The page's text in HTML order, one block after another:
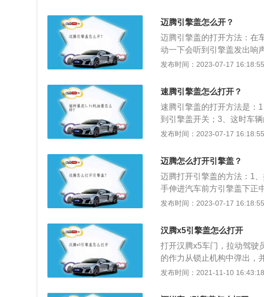
款大众迈腾为例，其车身长
为2871mm，油箱容积为66l。
迈腾引擎盖怎么开？
迈腾引擎盖的打开方法：在
动一下会听到引擎盖发出响
到一个小的扳手扳动一下即
表面上的漆面。迈腾是一汽
832毫米、1464毫米。在主
序，能够有效避免车辆在高
和车辆的安全。
发布时间：2023-07-17 16:18:55
速腾引擎盖怎么打开？
速腾引擎盖的打开方法是：
到引擎盖开关；3、这时车
上掰；5、后用手往上推即
w，最大扭矩是175nm，与
发布时间：2023-07-17 16:18:55
迈腾怎么打开引擎盖？
迈腾打开引擎盖的方法：1
手伸进汽车前方引擎盖下正
棉和铝箔材料制造而成，在
下的一款中型车，车身尺寸
1mm。迈腾搭载1.4T涡轮
速箱，悬架系统采用了麦弗
发布时间：2023-07-17 16:18:55
汉腾x5引擎盖怎么打开
打开汉腾x5车门，拉动驾驶
的作力从锁止机构中弹出，
手，并向上抬起发动机舱盖
械撑杆，需在机舱中找到引
发布时间：2021-11-10 16:43:18